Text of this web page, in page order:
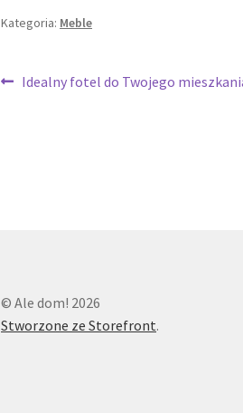
Kategoria: Meble
Nawigacja
Poprzedni
Idealny fotel do Twojego
© Ale dom! 2026
Stworzone ze Storefront.